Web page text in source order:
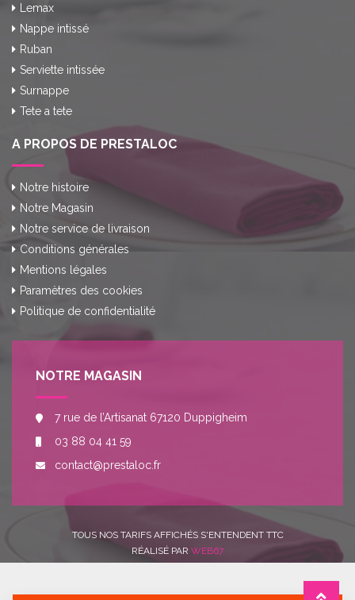
Lemax
Nappe intissé
Ruban
Serviette intissée
Surnappe
Tete a tete
A PROPOS DE PRESTALOC
Notre histoire
Notre Magasin
Notre service de livraison
Conditions générales
Mentions légales
Paramètres des cookies
Politique de confidentialité
NOTRE MAGASIN
7 rue de l’Artisanat 67120 Duppigheim
03 88 04 41 59
contact@prestaloc.fr
TOUS NOS TARIFS AFFICHÉS S'ENTENDENT TTC
RÉALISÉ PAR WEB67